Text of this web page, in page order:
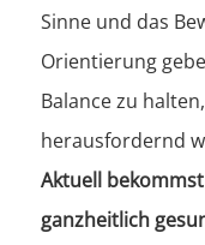
Sinne und das
Orientierung
Balance zu
herausfordernd
Aktuell
ganzheitlich